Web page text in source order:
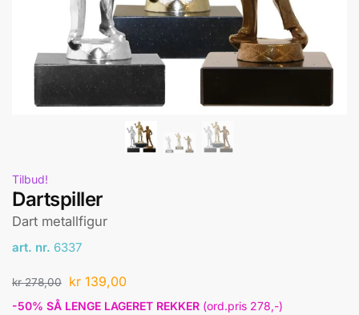
Tilbud!
Dartspiller
Dart metallfigur
art. nr. 6337
kr278,00 kr 139,00
-50% SÅ LENGE LAGERET REKKER (ord.pris 278,-)